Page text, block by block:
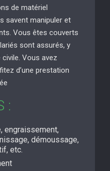
de matériel
savent manipuler et
Vous êtes couverts
sont assurés, y
Vous avez
d’une prestation
:
engraissement,
démoussage,
etc.